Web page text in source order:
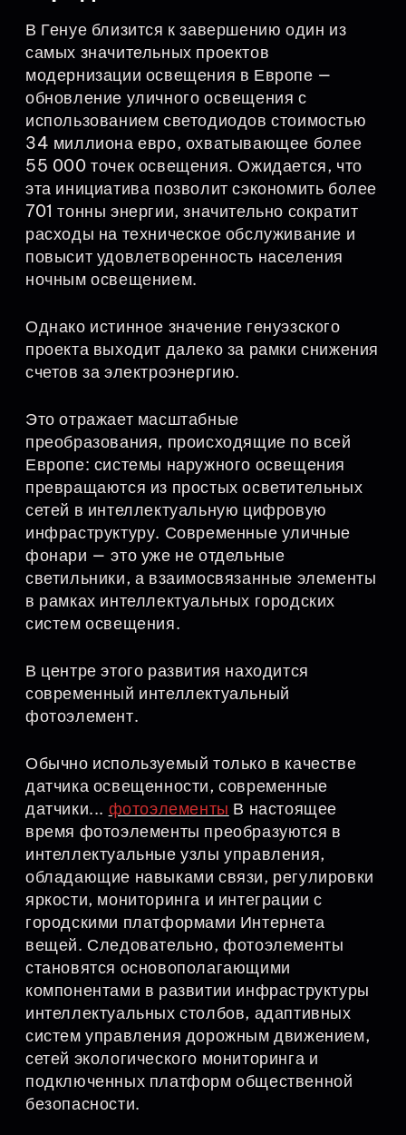
В Генуе близится к завершению один из
самых значительных проектов
модернизации освещения в Европе —
обновление уличного освещения с
использованием светодиодов стоимостью
34 миллиона евро, охватывающее более
55 000 точек освещения. Ожидается, что
эта инициатива позволит сэкономить более
701 тонны энергии, значительно сократит
расходы на техническое обслуживание и
повысит удовлетворенность населения
ночным освещением.
Однако истинное значение генуэзского
проекта выходит далеко за рамки снижения
счетов за электроэнергию.
Это отражает масштабные
преобразования, происходящие по всей
Европе: системы наружного освещения
превращаются из простых осветительных
сетей в интеллектуальную цифровую
инфраструктуру. Современные уличные
фонари — это уже не отдельные
светильники, а взаимосвязанные элементы
в рамках интеллектуальных городских
систем освещения.
В центре этого развития находится
современный интеллектуальный
фотоэлемент.
Обычно используемый только в качестве
датчика освещенности, современные
датчики... фотоэлементы В настоящее
время фотоэлементы преобразуются в
интеллектуальные узлы управления,
обладающие навыками связи, регулировки
яркости, мониторинга и интеграции с
городскими платформами Интернета
вещей. Следовательно, фотоэлементы
становятся основополагающими
компонентами в развитии инфраструктуры
интеллектуальных столбов, адаптивных
систем управления дорожным движением,
сетей экологического мониторинга и
подключенных платформ общественной
безопасности.